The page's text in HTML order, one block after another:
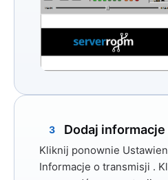
3 Dodaj
Kliknij ponownie
Informacje o transmisji .